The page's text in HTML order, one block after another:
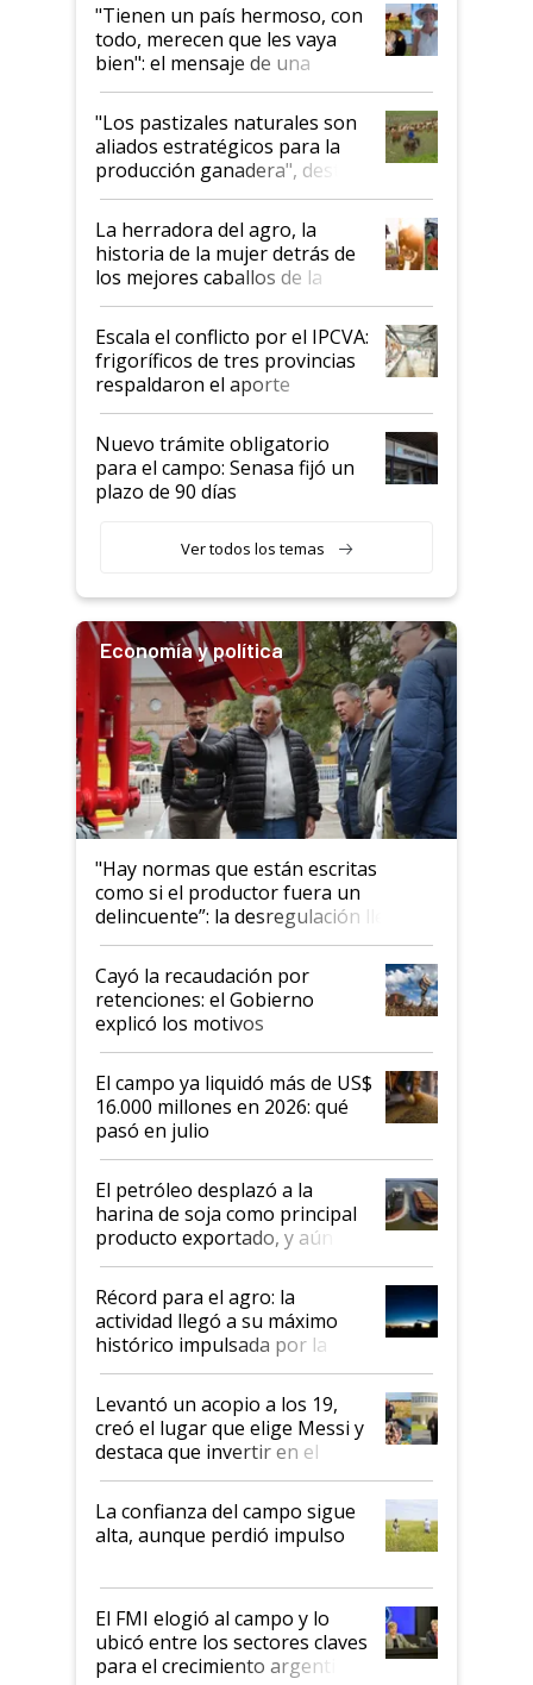
"Tienen un país hermoso, con
todo, merecen que les vaya
bien": el mensaje de una
ganadera uruguaya sobre las
oportunidades que se abren
para el agro en Argentina, con
foco en la carne
"Los pastizales naturales son
aliados estratégicos para la
producción ganadera", destaca
la iniciativa que ya reúne a 46
establecimientos en Argentina
La herradora del agro, la
historia de la mujer detrás de
los mejores caballos de la
Argentina y los mitos que
todavía hacen sufrir a estos
animales: "Mientras me
descalificaban, yo seguí
haciendo currículum"
Escala el conflicto por el IPCVA:
frigoríficos de tres provincias
respaldaron el aporte
obligatorio
Nuevo trámite obligatorio
para el campo: Senasa fijó un
plazo de 90 días
Ver todos los temas
Economía y política
"Hay normas que están escritas
como si el productor fuera un
delincuente”: la desregulación llegó
al Congreso Aapresid y hasta se
habló del financiamiento al IPCVA
Cayó la recaudación por
retenciones: el Gobierno
explicó los motivos
El campo ya liquidó más de US$
16.000 millones en 2026: qué
pasó en julio
El petróleo desplazó a la
harina de soja como principal
producto exportado, y aún así
el agro aportó casi seis de cada
diez dólares y sostuvo el
liderazgo en un semestre
récord
Récord para el agro: la
actividad llegó a su máximo
histórico impulsada por la
cosecha y las exportaciones
Levantó un acopio a los 19,
creó el lugar que elige Messi y
destaca que invertir en el
kirchnerismo era como "darle
plata a un hijo para droga":
Juan Félix Rossetti, el libertario
que de una dura crisis salió
de Milei
La confianza del campo sigue
alta, aunque perdió impulso
El FMI elogió al campo y lo
ubicó entre los sectores claves
para el crecimiento argentino